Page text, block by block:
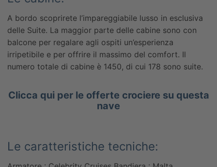
A bordo scoprirete l’impareggiabile lusso in esclusiva
delle Suite. La maggior parte delle cabine sono con
balcone per regalare agli ospiti un’esperienza
irripetibile e per offrire il massimo del comfort. Il
numero totale di cabine è 1450, di cui 178 sono suite.
Clicca qui per le offerte crociere su questa
nave
Le caratteristiche tecniche: